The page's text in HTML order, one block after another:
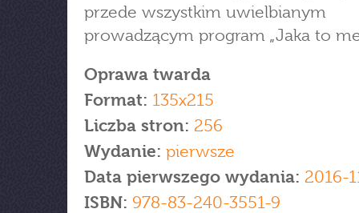
przede wszystkim uwielbianym
prowadzącym program „Jaka to
Oprawa twarda
Format: 135x215
Liczba stron: 256
Wydanie: pierwsze
Data pierwszego wydania: 2016-
ISBN: 978-83-240-3551-9